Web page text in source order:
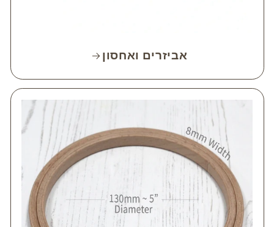
אביזרים ואחסון